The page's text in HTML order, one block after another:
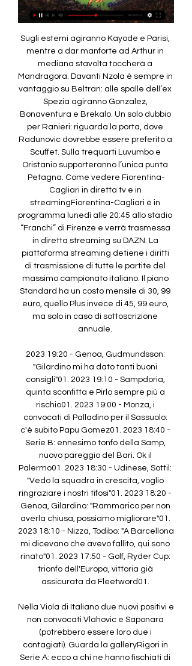
Sugli esterni agiranno Kayode e Parisi, mentre a dar manforte ad Arthur in mediana stavolta toccherà a Mandragora. Davanti Nzola è sempre in vantaggio su Beltran: alle spalle dell’ex Spezia agiranno Gonzalez, Bonaventura e Brekalo. Un solo dubbio per Ranieri: riguarda la porta, dove Radunovic dovrebbe essere preferito a Scuffet. Sulla trequarti Luvumbo e Oristanio supporteranno l’unica punta Petagna. Come vedere Fiorentina-Cagliari in diretta tv e in streamingFiorentina-Cagliari è in programma lunedì alle 20:45 allo stadio “Franchi” di Firenze e verrà trasmessa in diretta streaming su DAZN. La piattaforma streaming detiene i diritti di trasmissione di tutte le partite del massimo campionato italiano. Il piano Standard ha un costo mensile di 30, 99 euro, quello Plus invece di 45, 99 euro, ma solo in caso di sottoscrizione annuale. 

2023 19:20 - Genoa, Gudmundsson: "Gilardino mi ha dato tanti buoni consigli"01. 2023 19:10 - Sampdoria, quinta sconfitta e Pirlo sempre più a rischio01. 2023 19:00 - Monza, i convocati di Palladino per il Sassuolo: c'è subito Papu Gomez01. 2023 18:40 - Serie B: ennesimo tonfo della Samp, nuovo pareggio del Bari. Ok il Palermo01. 2023 18:30 - Udinese, Sottil: "Vedo la squadra in crescita, voglio ringraziare i nostri tifosi"01. 2023 18:20 - Genoa, Gilardino: "Rammarico per non averla chiusa, possiamo migliorare"01. 2023 18:10 - Nizza, Todibo: "A Barcellona mi dicevano che avevo fallito, qui sono rinato"01. 2023 17:50 - Golf, Ryder Cup: trionfo dell'Europa, vittoria già assicurata da Fleetword01. 

Nella Viola di Italiano due nuovi positivi e non convocati Vlahovic e Saponara (potrebbero essere loro due i contagiati). Guarda la galleryRigori in Serie A: ecco a chi ne hanno fischiati di più dal 2018 Dove vedere la partita Il lunch match sarà trasmesso sia da Dazn sia da Sky. Sarà inoltre possibile seguire la sfida live sul nostro sito corrieredellosport. it. LIVE Cagliari Fiorentina Le formazioni ufficiali CAGLIARI (3-5-2): Radunovic; Altare, Goldaniga, Obert; Zappa, Marin, Grassi, Dalbert, Bellanova; Joao Pedro, Pereiro. All. : Mazzarri. 

30 alla Sardegna Arena di Cagliari. L’Inter ci arriva dopo un pareggio con la Fiorentina, con un gol dopo 100 minuti di partita e un rigore molto discusso (petto o braccio? o petto e poi braccio? o solo petto? ). Il Cagliari ci arriva dopo una sconfitta con la Sampdoria e dopo che ha vinto solo una partita delle ultime cinque. L’Inter è terza in classifica con 49 punti, il Cagliari è quattordicesimo con 24 punti: 6 in più dalla zona retrocessione (non abbastanza per stare tranquilli). 

Fiorentina-Cagliari, Serie A: streaming, probabili formazioni, pronosticiFiorentina-Cagliari è una partita della settima giornata di Serie A e si gioca lunedì alle 20:45: probabili formazioni, pronostici, tv e streaming. Un pareggio dal retrogusto amaro quello della Fiorentina nella trasferta di Frosinone. In Ciociaria, nel turno infrasettimanale, i viola avevano l’occasione di fare un bel balzo in classifica dopo la vittoria di Udine e fare capolino addirittura tra le prime quattro. Ma, come spesso gli è capitato anche in passato, non sono riusciti a sfruttarla ricadendo nei soliti vizi. Nzola – IlVeggente. 

2023 20:00 - Sampdoria, Pirlo: "Momento triste, manchiamo di lucidità"01. 2023 19:51 - FINALE - Atalanta-Juventus 0-0: traversa colpita da Muriel, si salvano i bianconeri01. 2023 19:50 - Fiorentina, i convocati di Italiano per la sfida contro il Cagliari01. 2023 19:40 - Abodi: "Sogno le Olimpiadi a Roma nel 2030, mancano da tempo"01. 2023 19:30 - Verona, si ferma Hien: il comunciato del club scaligero01. 

2023 16:50 - Udinese, Balzaretti: "Dobbiamo rimanere propositivi e mantenere alta l'aggressività"01. 2023 16:50 - Udinese-Genoa 2-2: un autogol di Matturro salva i bianconeri nel recupero01. 2023 16:30 - Lione, altra sconfitta per Grosso: ko 1-0 sul campo del Reims01. 2023 16:20 - Chelsea, Pochettino: "Alternare i portieri è pericoloso, lo feci al PSG con Donnarumma"01. 2023 16:10 - Bologna, Orsolini: "Venivo da un periodo strano. 

Nazionale? Passa da qui"01. 2023 16:00 - Bologna, Thiago Motta: "Orsolini? Mi è piaciuta la sua fase difensiva"01. 2023 15:50 - Empoli, Andreazzoli: "Dobbiamo lavorare per aumentare la produttività"01. 2023 15:20 - Napoli-Real Madrid, i convocati di Ancelotti: out Alaba01. 2023 15:00 - Inter, Lautaro Martinez: "Ora testa alla Champions League"01. 2023 14:50 - Udinese, Silvestri: “Vogliamo vincere, ma non è l’ultima spiaggia”01. 2023 14:40 - Parma, diramata la lista dei convocati da parte di Pecchia 01. 2023 14:30 - Atalanta U23, Modesto: “Il Vicenza è la squadra da battere”01. 

La gara sarà trasmessa in diretta streaming da, il primo servizio di streaming live e on demand interamente dedicato allo sport (). Il match sarà visibile anche su Sky. Fiorentina Cagliari in streaming gratis? Su DAZN anche Serie A e il grande calcio internazionaleAbbonarsi a DAZN per un mese – o con la soluzione unica, che consente di risparmiare fino a 220 euro all’anno – per seguire la partita Fiorentina-Cagliari () è conveniente considerando che nel costo non è compresa solo la singola gara ma la visione di tutti i contenuti della piattaforma. Oltre a Fiorentina-Cagliari, sottoscrivendo l’abbonamento a DAZN, sarà possibile seguire anche tutta la Serie A TIM per un totale di 10 partite a giornata (7 in esclusiva e 3 in co-esclusiva). 

Diretta/ Cagliari Bologna Primavera (risultato finale 1-0) 10 ore fa — DIRETTA CAGLIARI BOLOGNA PRIMAVERA STREAMING VIDEO TV: COME VEDERE LA PARTITA Video/ Cagliari Fiorentina Primavera (1-0) gol e highlights ...

2023 14:20 - Trento, Tedino: “Prestazione decisamente insufficiente”01. 2023 14:10 - Bologna-Empoli 3-0: Un super Orsolini regala 3 punti al Bologna01. 2023 13:57 - Udinese-Genoa, le formazioni ufficiali: Sarà Retegui contro Lucca01. 2023 13:40 - ufficialeAscoli, Marco Valentini non è più il ds del club01. 2023 13:30 - Tennis, ATP Pechino: Sinner domina Nishioka e vola ai quarti 01. 2023 13:10 - Monza, Palladino: “Papu convocato. 

Cagliari-Inter in streaming e in TV - Il PostEmilio Andreoli/Getty Images venerdì 1 Marzo 2019 Questo articolo ha più di quattro anni Si gioca stasera alle 20. 30: il Cagliari arriva da una sconfitta, l'Inter da un vivace pareggio con la Fiorentina Emilio Andreoli/Getty Images Cagliari-Inter è la prima partita della 26ª giornata di Serie A e si gioca questa sera alle 20. 

Fiorentina Primavera — Milan Primave | Group | ErieAPAA 2 giorni fa — [SPORT!!!]] Streaming: Fiorentina Primavera — Milan Primavera in diretta 30 settembre 2023 La sfida sarà trasmessa in diretta tv e in ...

Fiorentina Cagliari in streaming gratis? Guarda la partita in 3 giorni fa — La partita Fiorentina-Cagliari non sarà disponibile gratuitamente in Italia, come le altre del campionato di Serie A. La gara sarà trasmessa in ...

Fiorentina Cagliari in streaming gratis? Guarda la partita in direttaSe hai cliccato su questo articolo stai cercando un modo di vedere Fiorentina Cagliari in streaming gratis. Il match è in programma lunedì 2 ottobre alle ore 20. 45. La Serie A è arrivata alla settima giornata e al Franchi di Firenze va in scena la sfida fra i padroni di casa e la formazione di Claudio Ranieri. Partendo dagli ospiti, si cerca ancora la prima vittoria in Serie A dopo i soli due punti conquistati nelle prime sei partite, l’ultima delle quali persa in casa contro il Milan 3-1 dopo essere passati in vantaggio Dall’altra i viola vogliono preparasi al meglio, dopo il pareggio di Frosinone, alla seconda sfida di Conference League. Fiorentina Cagliari in streaming gratis? Come seguire la partita su DAZNLa partita Fiorentina-Cagliari non sarà disponibile gratuitamente in Italia, come le altre del campionato di Serie A. 

Cagliari vs Torino | ( 🔴𝐃𝐈𝐑𝐄𝐓𝐓𝐀 ) Serie A Calcio 21 ago 2023 — v Cagliari Pronostici Torino vs Cagliari Formazioni Torino x Cagliari Highlights Torino - Cagliari Punteggi in diretta Torino / Cagliari ...

data, orario e diretta streaming Serie A 2021/2022 L'orario e la diretta streaming di Fiorentina-Cagliari, match valido per la nona giornata della Serie A 2021/2022.

2023 21:10 - Nizza, Farioli: "Prestazione che ha reso orgoglioso Beka Beka"01. 2023 21:00 - Copa de la Liga Profesional, il Superclasico è del River: battuto 0-2 il Boca alla Bombonera01. 2023 20:50 - Atalanta, Gasperini: "Usciamo con consapevolezza, Muriel migliora"01. 2023 20:41 - Superclasico, segui gratis la diretta: Boca Juniors 0-2 River Plate (LINK)01. 

Diretta Cagliari-Fiorentina ore 12. 30: formazioni ufficiali, come vederla in tv e in streamingCAGLIARI - Solo il Covid è in grado di livellare così tanto la Serie A. L'emergenza pandemia non risparmia nessuno e mette a dura prova la resistenza delle squadre. Il Cagliari, che oggi alle 12. 30 sfida la Fiorentina, ha 12 assenti tra contagiati e infortunati: Mazzarri dovrà inventarsi la formazione. I sardi, che vengono dalla sconfitta di Roma contro Mourinho, hanno l'obbligo di tirarsi fuori dalla zona retrocessione, servirebbe un colpo da tre punti. 

(in diretta hd=) Streaming Bologna Empoli in diretta tv 01/1 22 ore fa — Dopo il successo per 2-1 contro la Fiorentina 30 – diretta TV Zona DAZN (canale 214) e streaming DAZN Fiorentina-Cagliari lunedì 2 ottobre ore ...

Fiorentina-Cagliari, dove vedere la gara di Serie A: Sky, NOW 1 giorno fa — Fiorentina-Cagliari, dove vedere la gara di Serie A: Sky, NOW o DAZN? Diretta TV, streaming e probabili formazioni. Francesco Fasolino.

E ancora tutta la Serie BKT, tutta LaLiga EA Sports, la UEFA Europa League, il meglio della Conference League, oltre alle competizioni femminili con la UEFA Women’s Champions League e altre internazionali come le coppe inglesi, FA Cup e Carabao Cup. L’offerta comprende anche il basket italiano con la Serie A UnipolSai ed europeo con Eurolega ed Eurocup, l’NFL, la grande boxe, l’UFC e il meglio del fighting internazionale. 

2023 22:30 - Parma, Pecchia: "La Cremonese è forte, il mio Parma è stato i